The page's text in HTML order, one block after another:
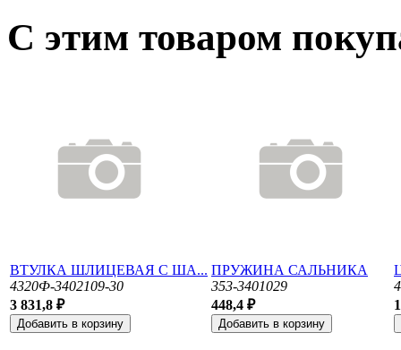
С этим товаром
ВТУЛКА ШЛИЦЕВАЯ С ША...
4320Ф-3402109-30
3 831,8 ₽
ПРУЖИНА САЛЬНИКА
353-3401029
448,4 ₽